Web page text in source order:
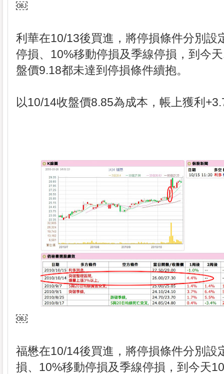
￼
利華在10/13後買進，將停損條件分別設
停損、10%移動停損及季線停損，到今
盤價9.18都未達到停損條件續抱。
以10/14收盤價8.85為成本，帳上獲利
￼
福懋在10/14後買進，將停損條件分別設
損、10%移動停損及季線停損，到今天